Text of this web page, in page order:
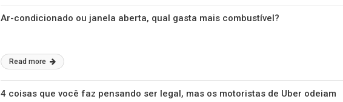
Ar-condicionado ou janela aberta, qual gasta mais combustível?
Read more
4 coisas que você faz pensando ser legal, mas os motoristas de Uber odeiam